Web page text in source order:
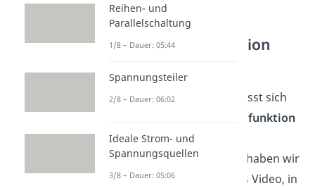
Hochpass
Übertragungsfunktion
Da einHochpassfilter
dynamisches System ist, lässt sich
Übertragungsfunktion
bilden. Zum Thema
Übertragungsfunktionen haben wir
ebenfalls ein ausführliches Video, in
Reihen- und
Parallelschaltung
1/8 – Dauer: 05:44
Spannungsteiler
2/8 – Dauer: 06:02
Ideale Strom- und
Spannungsquellen
3/8 – Dauer: 05:06